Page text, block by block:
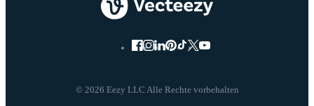
© 2026 Eezy LLC Alle Rechte vorbehalten